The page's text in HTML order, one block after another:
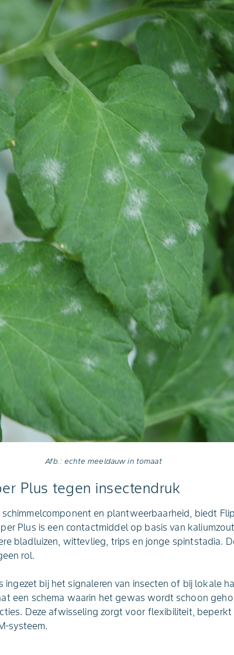
Afb.: echte meeldauw in tomaat
Plus tegen insectendruk
en plantweerbaarheid, biedt
Plus is een contactmiddel op basis van
bladluizen, wittevlieg, trips en jonge spintstadia.
rol.
bij het signaleren van insecten of bij lokale
een schema waarin het gewas wordt schoon
Deze afwisseling zorgt voor flexibiliteit,